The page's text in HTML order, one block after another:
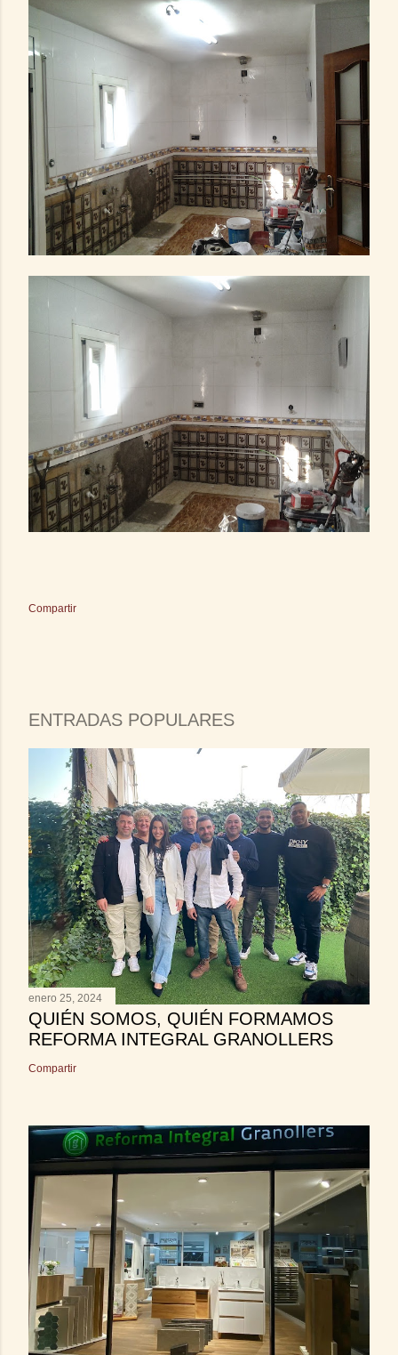
Compartir
ENTRADAS POPULARES
enero 25, 2024
QUIÉN SOMOS, QUIÉN FORMAMOS
REFORMA INTEGRAL GRANOLLERS
Compartir